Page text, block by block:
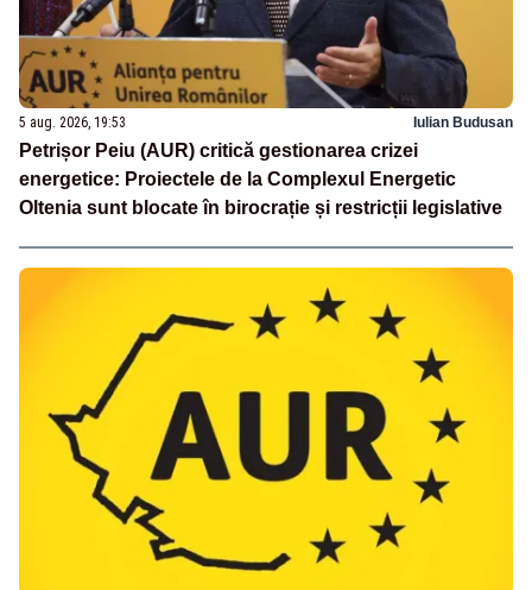
5 aug. 2026, 19:53 Iulian Budusan
Petrișor Peiu (AUR) critică gestionarea crizei
energetice: Proiectele de la Complexul Energetic
Oltenia sunt blocate în birocrație și restricții legislative